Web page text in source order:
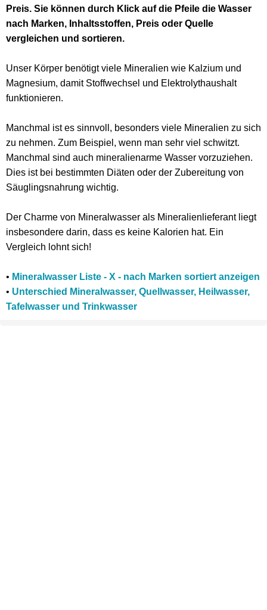
Preis. Sie können durch Klick auf die Pfeile die Wasser
nach Marken, Inhaltsstoffen, Preis oder Quelle
vergleichen und sortieren.
Unser Körper benötigt viele Mineralien wie Kalzium und
Magnesium, damit Stoffwechsel und Elektrolythaushalt
funktionieren.
Manchmal ist es sinnvoll, besonders viele Mineralien zu sich
zu nehmen. Zum Beispiel, wenn man sehr viel schwitzt.
Manchmal sind auch mineralienarme Wasser vorzuziehen.
Dies ist bei bestimmten Diäten oder der Zubereitung von
Säuglingsnahrung wichtig.
Der Charme von Mineralwasser als Mineralienlieferant liegt
insbesondere darin, dass es keine Kalorien hat. Ein
Vergleich lohnt sich!
• Mineralwasser Liste - X - nach Marken sortiert anzeigen
• Unterschied Mineralwasser, Quellwasser, Heilwasser,
Tafelwasser und Trinkwasser